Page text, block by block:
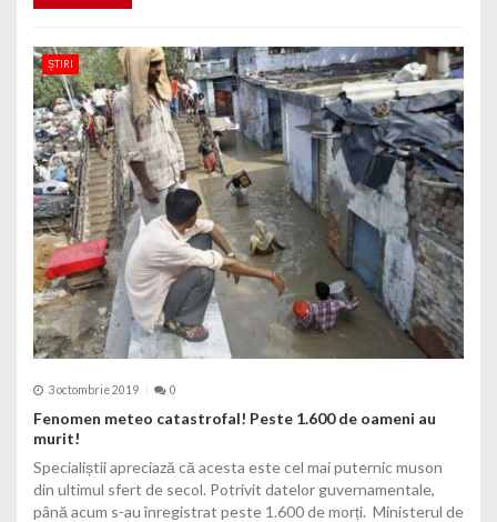
ȘTIRI
3 octombrie 2019 0
Fenomen meteo catastrofal! Peste 1.600 de oameni au
murit!
Specialiștii apreciază că acesta este cel mai puternic muson
din ultimul sfert de secol. Potrivit datelor guvernamentale,
până acum s-au înregistrat peste 1.600 de morți. Ministerul de